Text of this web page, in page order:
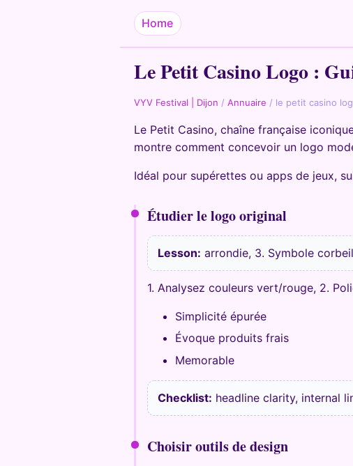
Home
Le Petit Casino Logo :
VYV Festival | Dijon / Annuaire / le petit casino
Le Petit Casino, chaîne française
montre comment concevoir un logo
Idéal pour supérettes ou apps de jeux,
Étudier le logo original
Lesson: arrondie, 3. Symbole
1. Analysez couleurs vert/rouge, 2.
Simplicité épurée
Évoque produits frais
Memorable
Checklist: headline clarity, internal
Choisir outils de design